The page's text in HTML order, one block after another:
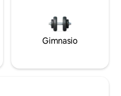
Gimnasio